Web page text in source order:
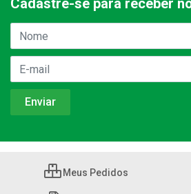
Cadastre-se para receber
Meus Pedidos